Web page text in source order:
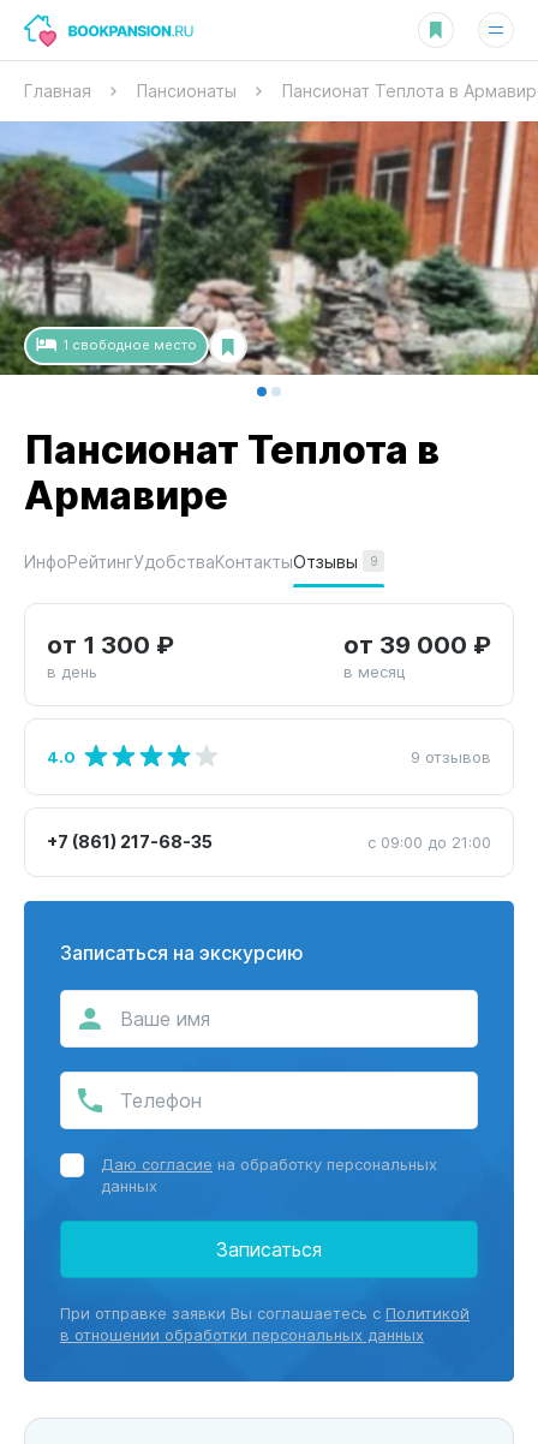
Главная Пансионаты Пансионат Теплота в
1 свободное место
Пансионат Теплота в
Армавире
ИнфоРейтингУдобстваКонтактыОтзывы 9
от 1 300 ₽
в день
от 39 000 ₽
в месяц
4.0 9 отзывов
+7 (861) 217-68-35 с 09:00 до 21:00
Записаться на экскурсию
Даю согласие на обработку персональных
данных
Записаться
При отправке заявки Вы соглашаетесь с Политикой
в отношении обработки персональных данных